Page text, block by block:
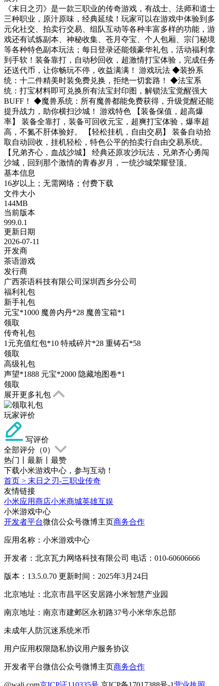
《末日之刃》是一款三职业的传奇游戏，有战士、法师和道士
三种职业，原汁原味，经典延续！玩家可以在游戏中体验到多
元化社交、拍卖行交易、组队互动等各种丰富多样的功能，游
戏还有试炼副本、神秘收集、苍月夺宝、个人包厢、宗门秘境
等各种特色副本玩法；每日登录还能领豪华礼包，活动福利拿
到手软！装备靠打，自动秒回收，超激情打宝体验，完成任务
还送代币，让你畅玩不停，收益满满！ 游戏玩法 ◆装扮系
统：十二件精美时装免费兑换，拒绝一切套路！ ◆法宝系
统：打宝材料即可兑换所有法宝封印图，解锁法宝觉醒强大
BUFF！ ◆魔兽系统：所有魔兽都能免费获得，升级觉醒还能
提升战力，助你横扫沙城！ 游戏特色 【装备保值，超高爆
率】 装备全靠打，装备可回收元宝，超爽打宝体验，爆率超
高，不氮不肝体验好。 【轻松挂机，自由交易】 装备自动拾
取自动回收，挂机轻松，特色公平的拍卖行自由交易系统。
【兄弟齐心，血战沙城】 经典还原攻沙玩法，兄弟齐心勇闯
沙城，回到那个激情的青春岁月，一统沙城荣耀登顶。
基本信息
16岁以上；无需网络；付费下载
文件大小
144MB
当前版本
999.0.1
更新日期
2026-07-11
开发商
茶语游戏
发行商
广西茶语科技有限公司深圳西乡分公司
福利礼包
新手礼包
元宝*1000 魔兽内丹*28 魔兽宝箱*1
领取
传奇礼包
1元充值红包*10 特戒碎片*28 重铸石*58
领取
高级礼包
声望*1888 元宝*2000 隐藏地图卷*1
领取
展开更多礼包
玩家评价
写评价
全部评分（0）
热门
最新
最赞
下载小米游戏中心，参与互动！
首页 > 末日之刃-三职业传奇
友情链接
小米应用商店小米商城英雄互娱
小米游戏中心
开发者平台微信公众号微博主页商务合作
应用名称：小米游戏中心
开发者：北京瓦力网络科技有限公司 电话：010-60606666
版本：13.5.0.70 更新时间：2025年3月24日
北京地址：北京市昌平区安居路小米智慧产业园
南京地址：南京市建邺区永初路37号小米华东总部
未成年人防沉迷系统米币
用户应用权限隐私协议用户服务协议
开发者平台微信公众号微博主页商务合作